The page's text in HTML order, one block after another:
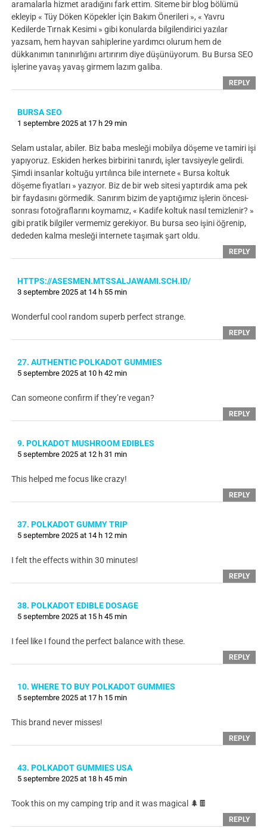
aramalarla hizmet aradığını fark ettim. Siteme bir blog bölümü
ekleyip « Tüy Döken Köpekler İçin Bakım Önerileri », « Yavru
Kedilerde Tırnak Kesimi » gibi konularda bilgilendirici yazılar
yazsam, hem hayvan sahiplerine yardımcı olurum hem de
dükkanımın tanınırlığını artırırım diye düşünüyorum. Bu Bursa SEO
işlerine yavaş yavaş girmem lazım galiba.
REPLY
BURSA SEO
1 septembre 2025 at 17 h 29 min
Selam ustalar, abiler. Biz baba mesleği mobilya döşeme ve tamiri işi
yapıyoruz. Eskiden herkes birbirini tanırdı, işler tavsiyeyle gelirdi.
Şimdi insanlar koltuğu yırtılınca bile internete « Bursa koltuk
döşeme fiyatları » yazıyor. Biz de bir web sitesi yaptırdık ama pek
bir faydasını görmedik. Sanırım bizim de yaptığımız işlerin öncesi-
sonrası fotoğraflarını koymamız, « Kadife koltuk nasıl temizlenir? »
gibi pratik bilgiler vermemiz gerekiyor. Bu bursa seo işini öğrenip,
dededen kalma mesleği internete taşımak şart oldu.
REPLY
HTTPS://ASESMEN.MTSSALJAWAMI.SCH.ID/
3 septembre 2025 at 14 h 55 min
Wonderful cool random superb perfect strange.
REPLY
27. AUTHENTIC POLKADOT GUMMIES
5 septembre 2025 at 10 h 42 min
Can someone confirm if they’re vegan?
REPLY
9. POLKADOT MUSHROOM EDIBLES
5 septembre 2025 at 12 h 31 min
This helped me focus like crazy!
REPLY
37. POLKADOT GUMMY TRIP
5 septembre 2025 at 14 h 12 min
I felt the effects within 30 minutes!
REPLY
38. POLKADOT EDIBLE DOSAGE
5 septembre 2025 at 15 h 45 min
I feel like I found the perfect balance with these.
REPLY
10. WHERE TO BUY POLKADOT GUMMIES
5 septembre 2025 at 17 h 15 min
This brand never misses!
REPLY
43. POLKADOT GUMMIES USA
5 septembre 2025 at 18 h 45 min
Took this on my camping trip and it was magical 🌲🍫
REPLY